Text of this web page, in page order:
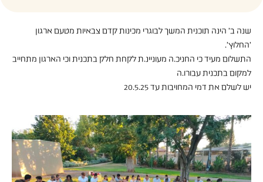
שנה ב' הינה תוכנית המשך לבוגרי מכינות קדם צבאיות מטעם ארגון
'החלוץ'.
התשלום מעיד כי החניכ.ה מעוניינ.ת לקחת חלק בתכנית וכי הארגון מתחייב
למקום בתכנית עבורו.ה
יש לשלם את דמי המחויבות עד 20.5.25